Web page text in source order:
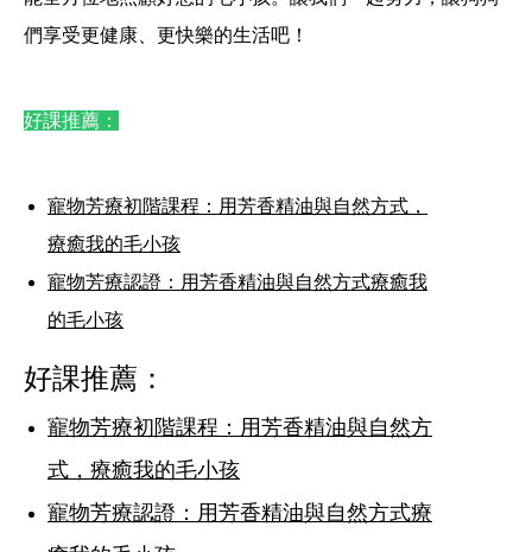
們享受更健康、更快樂的生活吧！
好課推薦：
寵物芳療初階課程：用芳香精油與自然方式，
療癒我的毛小孩
寵物芳療認證：用芳香精油與自然方式療癒我
的毛小孩
好課推薦：
寵物芳療初階課程：用芳香精油與自然方
式，療癒我的毛小孩
寵物芳療認證：用芳香精油與自然方式療